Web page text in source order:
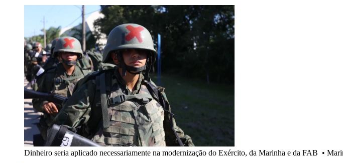
Dinheiro seria aplicado necessariamente na modernização do Exército, da Marinha e da FAB •